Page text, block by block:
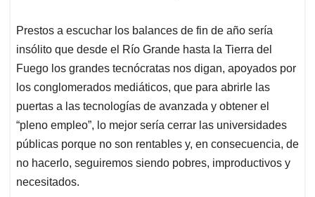
Prestos a escuchar los balances de fin de año sería
insólito que desde el Río Grande hasta la Tierra del
Fuego los grandes tecnócratas nos digan, apoyados por
los conglomerados mediáticos, que para abrirle las
puertas a las tecnologías de avanzada y obtener el
“pleno empleo”, lo mejor sería cerrar las universidades
públicas porque no son rentables y, en consecuencia, de
no hacerlo, seguiremos siendo pobres, improductivos y
necesitados.